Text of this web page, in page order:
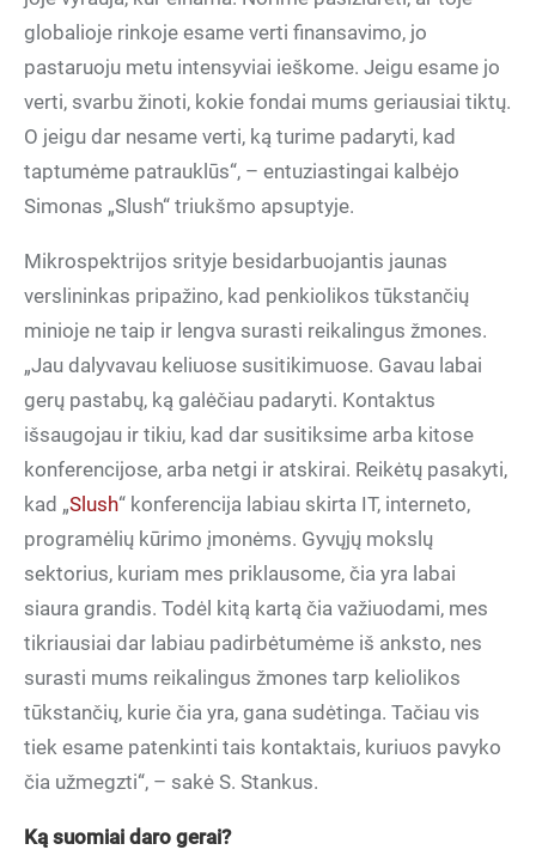
globalioje rinkoje esame verti finansavimo, jo
pastaruoju metu intensyviai ieškome. Jeigu esame jo
verti, svarbu žinoti, kokie fondai mums geriausiai tiktų.
O jeigu dar nesame verti, ką turime padaryti, kad
taptumėme patrauklūs“, – entuziastingai kalbėjo
Simonas „Slush“ triukšmo apsuptyje.
Mikrospektrijos srityje besidarbuojantis jaunas
verslininkas pripažino, kad penkiolikos tūkstančių
minioje ne taip ir lengva surasti reikalingus žmones.
„Jau dalyvavau keliuose susitikimuose. Gavau labai
gerų pastabų, ką galėčiau padaryti. Kontaktus
išsaugojau ir tikiu, kad dar susitiksime arba kitose
konferencijose, arba netgi ir atskirai. Reikėtų pasakyti,
kad „Slush“ konferencija labiau skirta IT, interneto,
programėlių kūrimo įmonėms. Gyvųjų mokslų
sektorius, kuriam mes priklausome, čia yra labai
siaura grandis. Todėl kitą kartą čia važiuodami, mes
tikriausiai dar labiau padirbėtumėme iš anksto, nes
surasti mums reikalingus žmones tarp keliolikos
tūkstančių, kurie čia yra, gana sudėtinga. Tačiau vis
tiek esame patenkinti tais kontaktais, kuriuos pavyko
čia užmegzti“, – sakė S. Stankus.
Ką suomiai daro gerai?